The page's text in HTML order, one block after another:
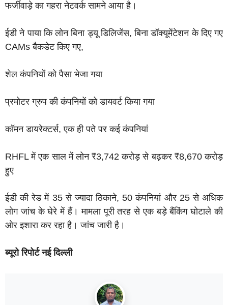
फर्जीवाड़े का गहरा नेटवर्क सामने आया है।
ईडी ने पाया कि लोन बिना ड्यू डिलिजेंस, बिना डॉक्यूमेंटेशन के दिए गए
CAMs बैकडेट किए गए,
शेल कंपनियों को पैसा भेजा गया
प्रमोटर ग्रुप की कंपनियों को डायवर्ट किया गया
कॉमन डायरेक्टर्स, एक ही पते पर कई कंपनियां
RHFL में एक साल में लोन ₹3,742 करोड़ से बढ़कर ₹8,670 करोड़
हुए
ईडी की रेड में 35 से ज्यादा ठिकाने, 50 कंपनियां और 25 से अधिक
लोग जांच के घेरे में हैं। मामला पूरी तरह से एक बड़े बैंकिंग घोटाले की
ओर इशारा कर रहा है। जांच जारी है।
ब्यूरो रिपोर्ट नई दिल्ली